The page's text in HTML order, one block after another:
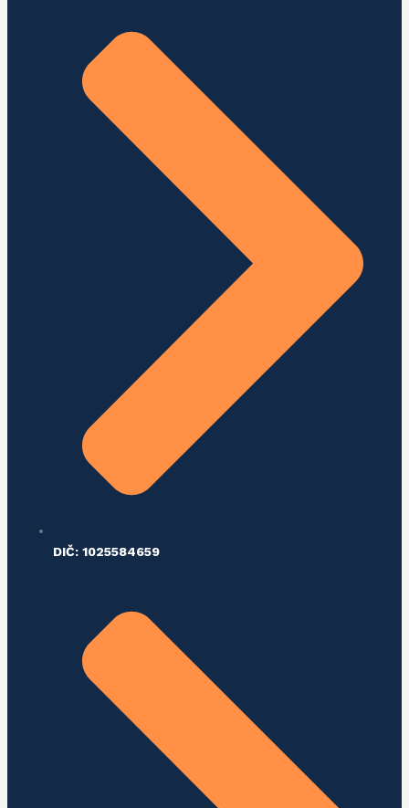
DIČ: 1025584659